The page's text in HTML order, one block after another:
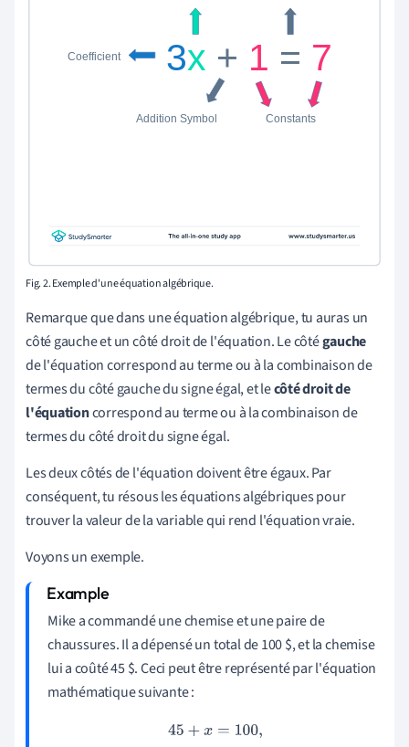
Fig. 2. Exemple d'une équation algébrique.
Remarque que dans une équation algébrique, tu auras un
côté gauche et un côté droit de l'équation. Le côtégauche
de l'équation correspond au terme ou à la combinaison de
termes du côté gauche du signe égal, et lecôté droit de
l'équationcorrespond au terme ou à la combinaison de
termes du côté droit du signe égal.
Les deux côtés de l'équation doivent être égaux. Par
conséquent, tu résous les équations algébriques pour
trouver la valeur de la variable qui rend l'équation vraie.
Voyons un exemple.
Mike a commandé une chemise et une paire de
chaussures. Il a dépensé un total de 100 $, et la chemise
lui a coûté 45 $. Ceci peut être représenté par l'équation
mathématique suivante :
45+x =100,